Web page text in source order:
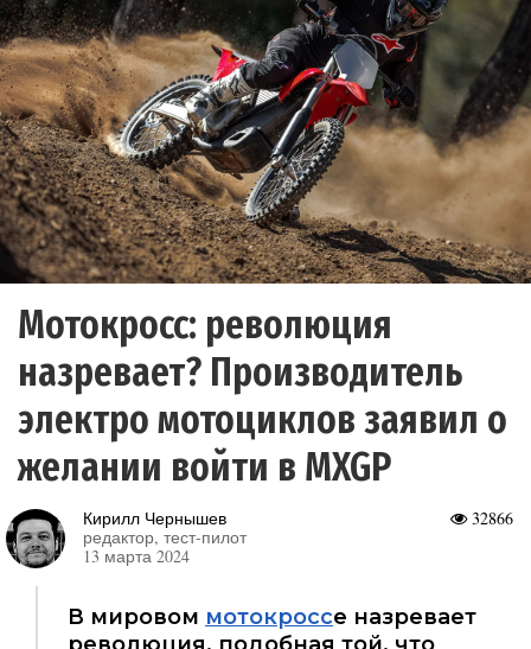
Мотокросс: революция
назревает? Производитель
электро мотоциклов заявил о
желании войти в MXGP
32866
Кирилл Чернышев
редактор, тест-пилот
13 марта 2024
В мировом мотокроссе назревает